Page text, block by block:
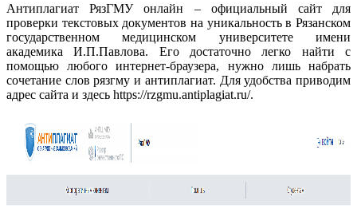
Антиплагиат РязГМУ онлайн – официальный сайт для
проверки текстовых документов на уникальность в Рязанском
государственном медицинском университете имени
академика И.П.Павлова. Его достаточно легко найти с
помощью любого интернет-браузера, нужно лишь набрать
сочетание слов рязгму и антиплагиат. Для удобства приводим
адрес сайта и здесь https://rzgmu.antiplagiat.ru/.